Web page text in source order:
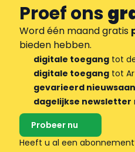
Proef ons
Word één maand gratis
bieden hebben.
digitale toegang tot
digitale toegang tot
gevarieerd
dagelijkse newsletter
Probeer nu
Heeft u al een